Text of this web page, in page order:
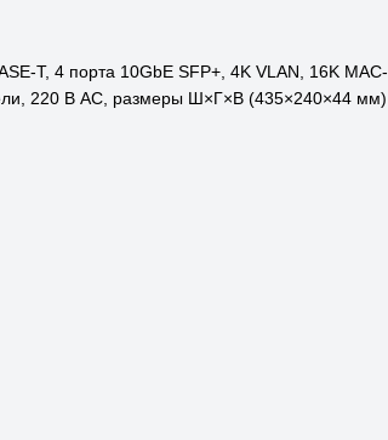
T, 4 порта 10GbE SFP+, 4K VLAN, 16K MAC-
220 В АС, размеры Ш×Г×В (435×240×44 мм)